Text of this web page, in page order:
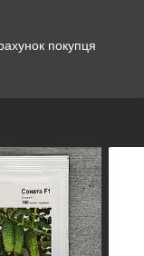
покупця